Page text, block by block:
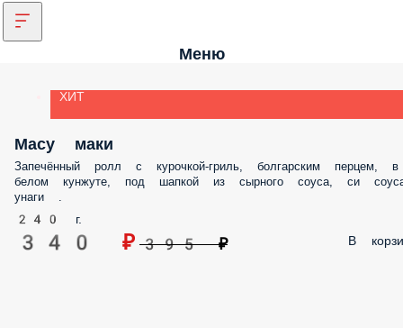
Меню
ХИТ
Масу маки
Запечённый ролл с курочкой-гриль, болгарским перцем, в
белом кунжуте, под шапкой из сырного соуса, си
унаги .
240 г.
340 ₽ 395 ₽ В